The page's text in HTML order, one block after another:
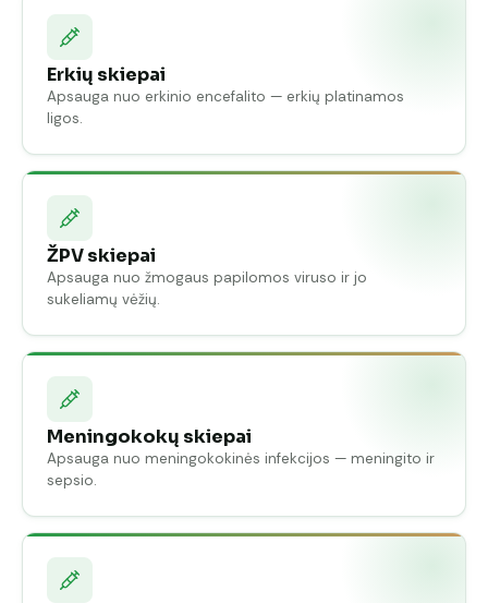
Erkių skiepai
Apsauga nuo erkinio encefalito — erkių platinamos
ligos.
ŽPV skiepai
Apsauga nuo žmogaus papilomos viruso ir jo
sukeliamų vėžių.
Meningokokų skiepai
Apsauga nuo meningokokinės infekcijos — meningito ir
sepsio.